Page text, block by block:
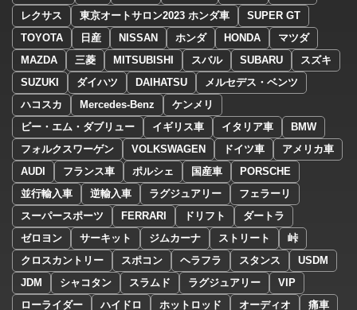
レクサス
東京オートサロン2023 ホンダ車
SUPER GT
TOYOTA
日産 NISSAN ホンダ HONDA
マツダ
MAZDA
三菱 MITSUBISHI スバル SUBARU
スズキ
SUZUKI
ダイハツ DAIHATSU
メルセデス・ベンツ
ハコスカ
Mercedes-Benz
ケンメリ
ビー・エム・ダブリュー
イギリス車 イタリア車
BMW
フォルクスワーゲン
VOLKSWAGEN ドイツ車
アメリカ車
AUDI
フランス車 ポルシェ 国産車
PORSCHE
並行輸入車
逆輸入車 ラグジュアリー
フェラーリ
スーパースポーツ
FERRARI ドリフト
ダートラ
ゼロヨン
サーキット ジムカーナ ストリート
峠
クロスカントリー
スポコン ヘラフラ スタンス
USDM
JDM
シャコタン スラムド ラグジュアリー
VIP
ローライダー
ハイドロ ホットロッド オーディオ 痛車